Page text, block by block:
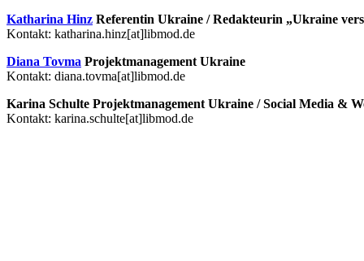
Katha­rina Hinz Refe­ren­tin Ukraine /​ Redak­teu­rin „Ukraine
Kontakt: katharina.hinz[at]libmod.de
Diana Tovma Pro­jekt­ma­nage­ment Ukraine
Kontakt: diana.tovma[at]libmod.de
Karina Schulte Pro­jekt­ma­nage­ment Ukraine /​ Social Media &
Kontakt: karina.schulte[at]libmod.de